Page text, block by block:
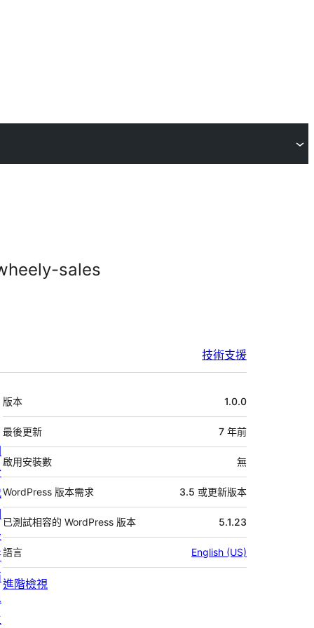
sales
技術支援
中
繼
資
料
版本 1.0.0
最後更新 7 年前
啟用安裝數 無
WordPress 版本需求 3.5 或更新版本
已測試相容的 WordPress 版本 5.1.23
語言 English (US)
進階檢視